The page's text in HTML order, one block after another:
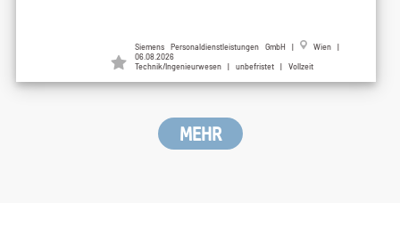
Siemens Personaldienstleistungen GmbH | Wien |
06.08.2026
Technik/Ingenieurwesen | unbefristet | Vollzeit
MEHR